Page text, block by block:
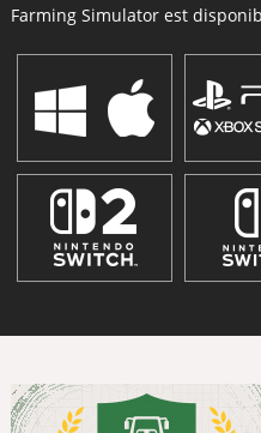
Farming Simulator est